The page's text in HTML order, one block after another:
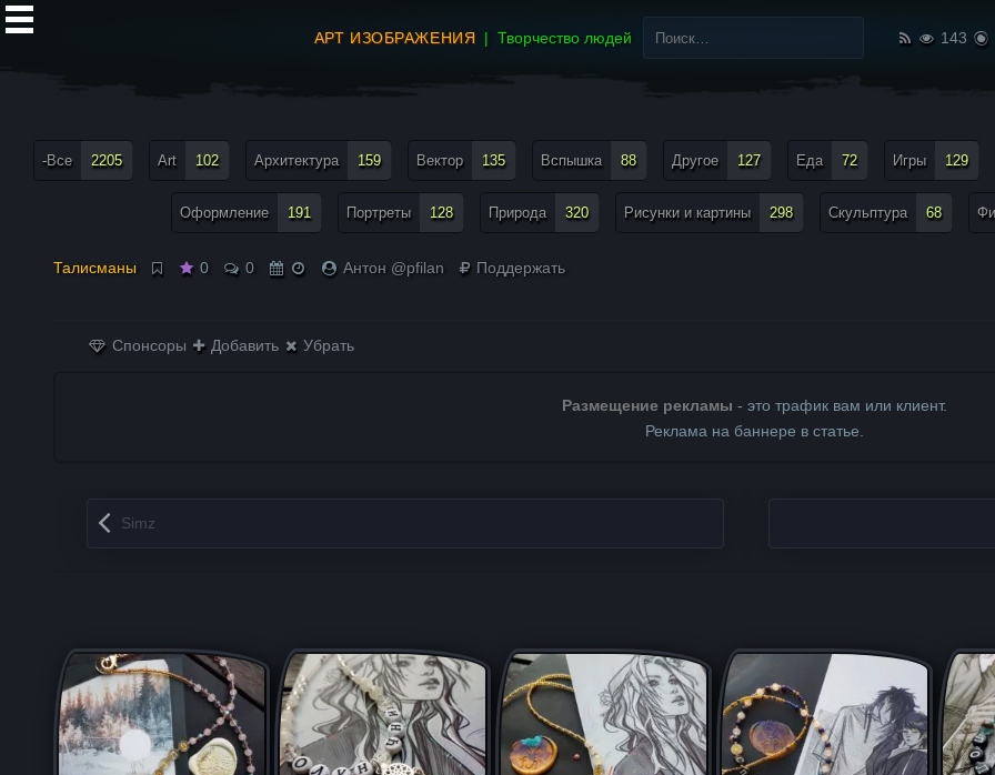
АРТ ИЗОБРАЖЕНИЯ Творчество людей
Найти:
143
-Все 2205 Art 102 Архитектура 159 Вектор 135 Вспышка 88 Другое 127 Еда 72 Игры 129
Оформление 191 Портреты 128 Природа 320 Рисунки и картины 298 Скульптура 68
Талисманы 0 0 Антон @pfilan Поддержать
Спонсоры Добавить Убрать
Размещение рекламы - это трафик вам или клиент.
Реклама на баннере в статье.
Запись навигация
Simz